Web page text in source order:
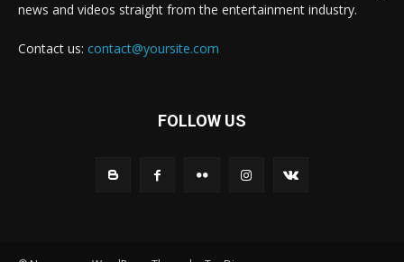
news and videos straight from the entertainment industry.
Contact us: contact@yoursite.com
FOLLOW US